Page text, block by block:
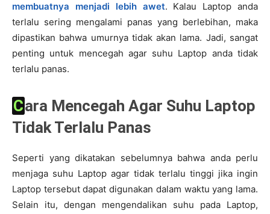
membuatnya menjadi lebih awet. Kalau Laptop anda
terlalu sering mengalami panas yang berlebihan, maka
dipastikan bahwa umurnya tidak akan lama. Jadi, sangat
penting untuk mencegah agar suhu Laptop anda tidak
terlalu panas.
Cara Mencegah Agar Suhu Laptop
Tidak Terlalu Panas
Seperti yang dikatakan sebelumnya bahwa anda perlu
menjaga suhu Laptop agar tidak terlalu tinggi jika ingin
Laptop tersebut dapat digunakan dalam waktu yang lama.
Selain itu, dengan mengendalikan suhu pada Laptop,